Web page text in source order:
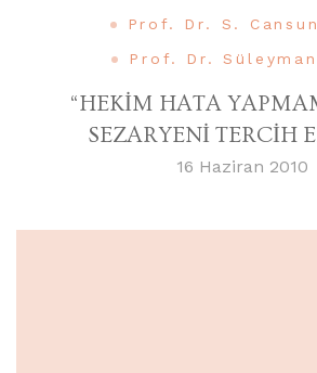
Prof. Dr. S.
Prof. Dr. Süleyman
“HEKİM HATA
SEZARYENİ TERCİH
16 Haziran 2010